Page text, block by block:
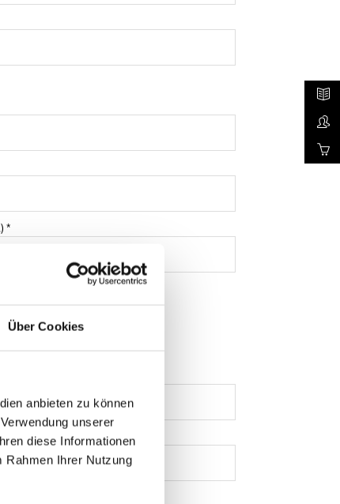
Über Cookies
anbieten zu können
unserer
diese Informationen
Rahmen Ihrer Nutzung
*